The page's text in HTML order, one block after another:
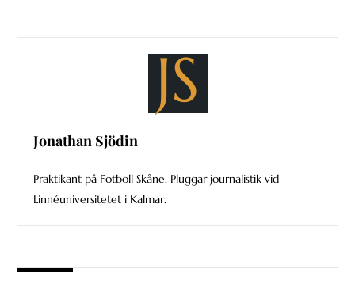
JS
Jonathan Sjödin
Praktikant på Fotboll Skåne. Pluggar journalistik vid
Linnéuniversitetet i Kalmar.